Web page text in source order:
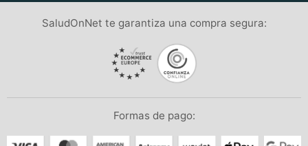
SaludOnNet te garantiza una compra segura:
Formas de pago: